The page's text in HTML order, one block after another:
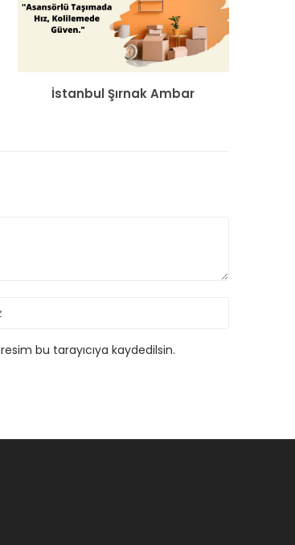
İstanbul Şırnak Ambar
bu tarayıcıya kaydedilsin.